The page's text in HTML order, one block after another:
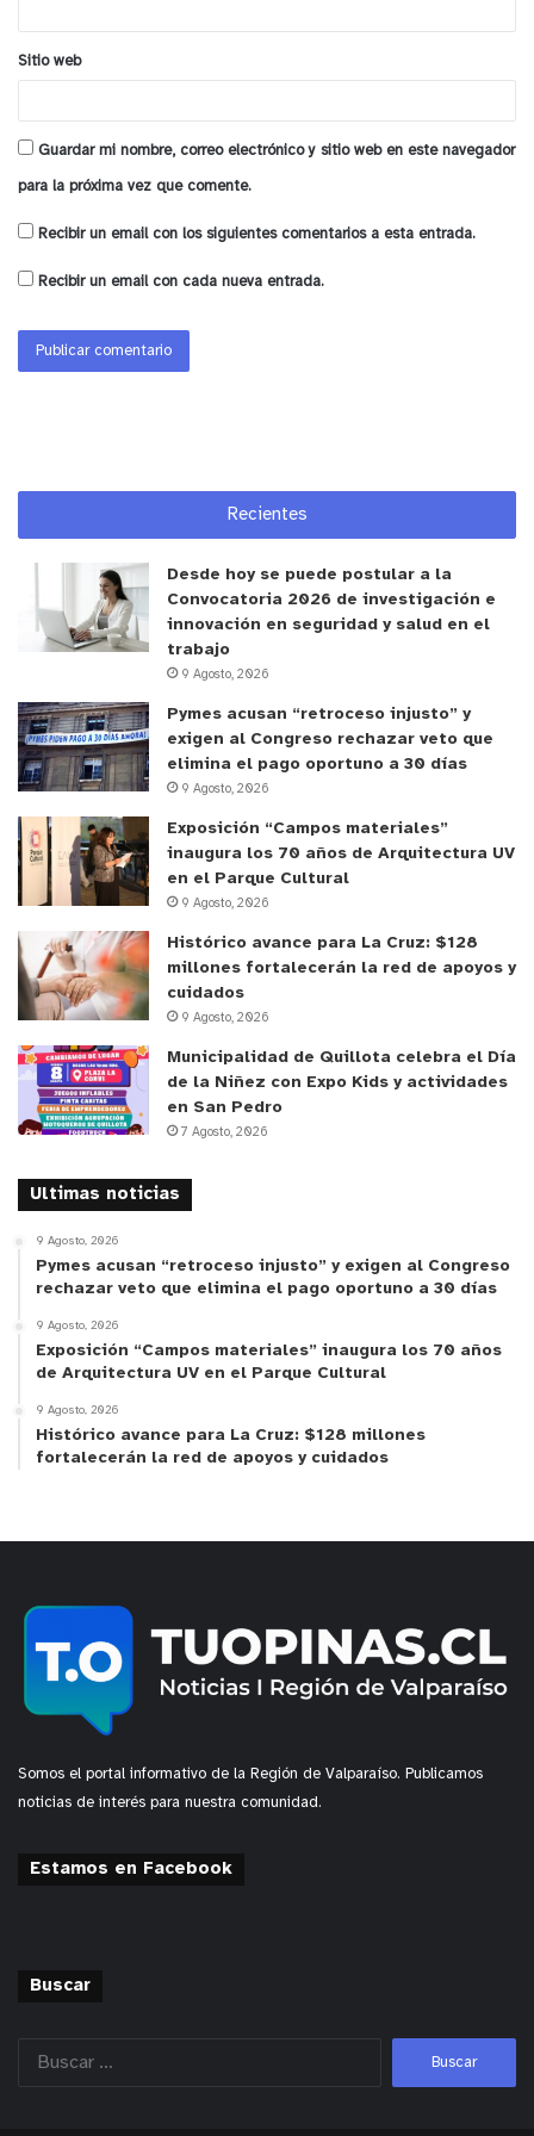
y tú, ¿qué opinas?
Sitio web
Guardar mi nombre, correo electrónico y sitio web en este navegador
para la próxima vez que comente.
Recibir un email con los siguientes comentarios a esta entrada.
Recibir un email con cada nueva entrada.
Recientes
Desde hoy se puede postular a la
Convocatoria 2026 de investigación e
innovación en seguridad y salud en el
trabajo
9 Agosto, 2026
Pymes acusan “retroceso injusto” y
exigen al Congreso rechazar veto que
elimina el pago oportuno a 30 días
9 Agosto, 2026
Exposición “Campos materiales”
inaugura los 70 años de Arquitectura UV
en el Parque Cultural
9 Agosto, 2026
Histórico avance para La Cruz: $128
millones fortalecerán la red de apoyos y
cuidados
9 Agosto, 2026
Municipalidad de Quillota celebra el Día
de la Niñez con Expo Kids y actividades
en San Pedro
7 Agosto, 2026
Ultimas noticias
9 Agosto, 2026
Pymes acusan “retroceso injusto” y exigen al Congreso
rechazar veto que elimina el pago oportuno a 30 días
9 Agosto, 2026
Exposición “Campos materiales” inaugura los 70 años
de Arquitectura UV en el Parque Cultural
9 Agosto, 2026
Histórico avance para La Cruz: $128 millones
fortalecerán la red de apoyos y cuidados
Somos el portal informativo de la Región de Valparaíso. Publicamos
noticias de interés para nuestra comunidad.
Estamos en Facebook
Buscar